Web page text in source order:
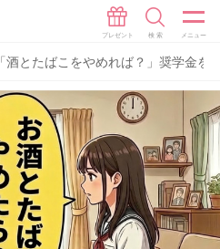
「酒とたばこをやめれば？」奨学金